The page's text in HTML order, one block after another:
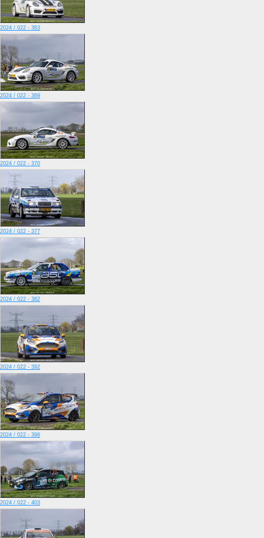
2024 / 022 - 363
2024 / 022 - 369
2024 / 022 - 370
2024 / 022 - 377
2024 / 022 - 382
2024 / 022 - 392
2024 / 022 - 396
2024 / 022 - 403